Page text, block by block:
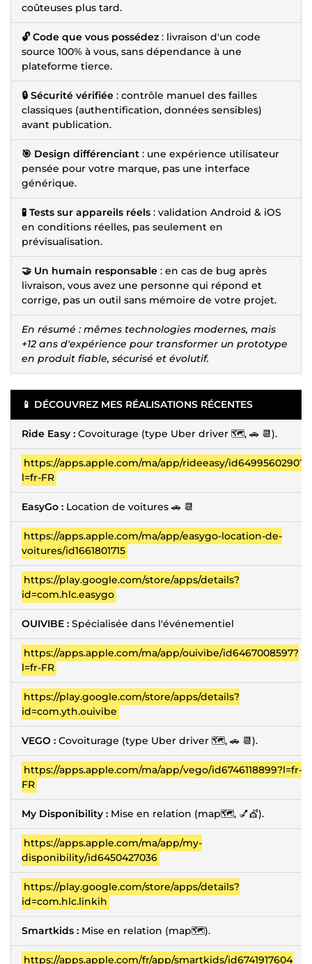
coûteuses plus tard.
🔓 Code que vous possédez : livraison d'un code
source 100% à vous, sans dépendance à une
plateforme tierce.
🔒 Sécurité vérifiée : contrôle manuel des failles
classiques (authentification, données sensibles)
avant publication.
🎯 Design différenciant : une expérience utilisateur
pensée pour votre marque, pas une interface
générique.
🧪 Tests sur appareils réels : validation Android & iOS
en conditions réelles, pas seulement en
prévisualisation.
🤝 Un humain responsable : en cas de bug après
livraison, vous avez une personne qui répond et
corrige, pas un outil sans mémoire de votre projet.
En résumé : mêmes technologies modernes, mais
+12 ans d'expérience pour transformer un prototype
en produit fiable, sécurisé et évolutif.
📱 DÉCOUVREZ MES RÉALISATIONS RÉCENTES
Ride Easy : Covoiturage (type Uber driver 🗺️, 🚗 📆).
https://apps.apple.com/ma/app/rideeasy/id6499560290?
l=fr-FR
EasyGo : Location de voitures 🚗 📆
https://apps.apple.com/ma/app/easygo-location-de-
voitures/id1661801715
https://play.google.com/store/apps/details?
id=com.hlc.easygo
OUIVIBE : Spécialisée dans l'événementiel
https://apps.apple.com/ma/app/ouivibe/id6467008597?
l=fr-FR
https://play.google.com/store/apps/details?
id=com.yth.ouivibe
VEGO : Covoiturage (type Uber driver 🗺️, 🚗 📆).
https://apps.apple.com/ma/app/vego/id6746118899?l=fr-
FR
My Disponibility : Mise en relation (map🗺️, 💅💇).
https://apps.apple.com/ma/app/my-
disponibility/id6450427036
https://play.google.com/store/apps/details?
id=com.hlc.linkih
Smartkids : Mise en relation (map🗺️).
https://apps.apple.com/fr/app/smartkids/id6741917604